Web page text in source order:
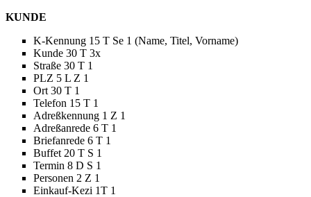
KUNDE
K-Kennung 15 T Se 1 (Name, Titel, Vorname)
Kunde 30 T 3x
Straße 30 T 1
PLZ 5 L Z 1
Ort 30 T 1
Telefon 15 T 1
Adreßkennung 1 Z 1
Adreßanrede 6 T 1
Briefanrede 6 T 1
Buffet 20 T S 1
Termin 8 D S 1
Personen 2 Z 1
Einkauf-Kezi 1T 1